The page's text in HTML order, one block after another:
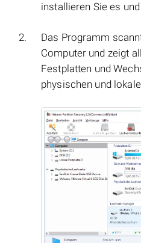
installieren Sie es
Das Programm
Computer und zeigt
Festplatten und
physischen und